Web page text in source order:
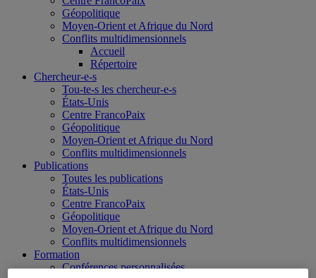
Géopolitique
Moyen-Orient et Afrique du Nord
Conflits multidimensionnels
Accueil
Répertoire
Chercheur-e-s
Tou-te-s les chercheur-e-s
États-Unis
Centre FrancoPaix
Géopolitique
Moyen-Orient et Afrique du Nord
Conflits multidimensionnels
Publications
Toutes les publications
États-Unis
Centre FrancoPaix
Géopolitique
Moyen-Orient et Afrique du Nord
Conflits multidimensionnels
Formation
Conférences personnalisées